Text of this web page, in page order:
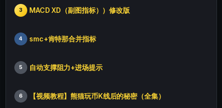
3 MACD XD（副图指标））修改版
4 smc+肯特那合并指标
5 自动支撑阻力+进场提示
6 【视频教程】熊猫玩币K线后的秘密（全集）